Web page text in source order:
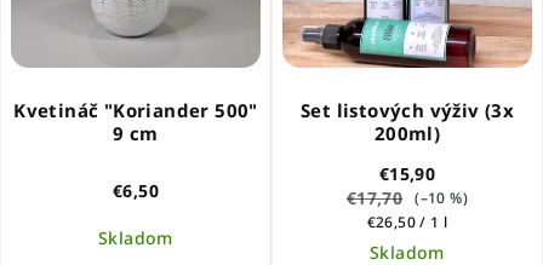
Kvetináč "Koriander 500"
9 cm
€6,50
Skladom
Set listových výživ (3x
200ml)
€15,90
€17,70 (–10 %)
Jednotková
cena:
€26,50 / 1 l
Skladom